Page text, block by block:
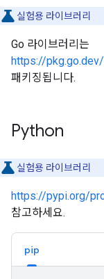
실험용 라이브러리
Go 라이브러리는
https://
패키징됩니다.
Python
실험용 라이브러리
https://pypi.org/
참고하세요.
pip